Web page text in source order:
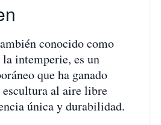
conocido como
intemperie, es un
que ha ganado
al aire libre
única y durabilidad.